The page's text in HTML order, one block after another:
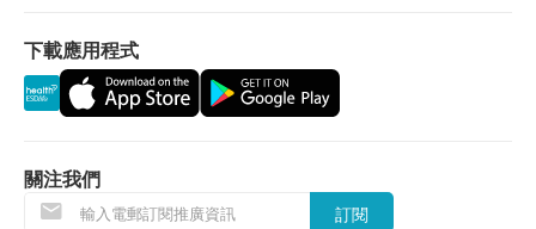
內視鏡檢查最終價格以檢查後結果而定,套餐價格
僅包含基礎檢查費用。若檢查中發現需進行治療、
活組織取樣（活檢）或病理檢測等情況，醫生將根
餐內，(內視鏡檢查過程中,發生活組織抽取/息肉治
療:
內視鏡報告會在內視鏡檢查完畢,您完全甦醒後,由
內視鏡醫生講解並交付於您.
(如遇需要病理檢查的情況,我院會在5個工作天內提
式:電郵/再次預約到院)：
1. 病理報告完成後，客戶正提醒。
下載應用程式
關注我們
訂閱